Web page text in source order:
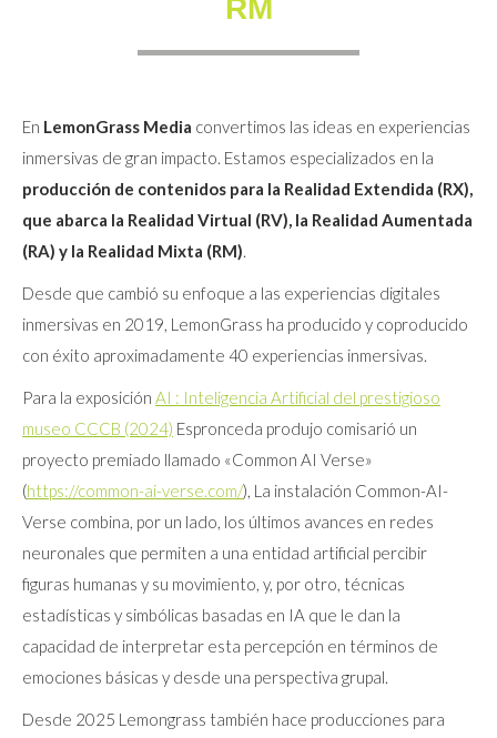
RM
En LemonGrass Media convertimos las ideas en experiencias
inmersivas de gran impacto. Estamos especializados en la
producción de contenidos para la Realidad Extendida (RX),
que abarca la Realidad Virtual (RV), la Realidad Aumentada
(RA) y la Realidad Mixta (RM).
Desde que cambió su enfoque a las experiencias digitales
inmersivas en 2019, LemonGrass ha producido y coproducido
con éxito aproximadamente 40 experiencias inmersivas.
Para la exposición AI : Inteligencia Artificial del prestigioso
museo CCCB (2024) Espronceda produjo comisarió un
proyecto premiado llamado «Common AI Verse»
(https://common-ai-verse.com/), La instalación Common-AI-
Verse combina, por un lado, los últimos avances en redes
neuronales que permiten a una entidad artificial percibir
figuras humanas y su movimiento, y, por otro, técnicas
estadísticas y simbólicas basadas en IA que le dan la
capacidad de interpretar esta percepción en términos de
emociones básicas y desde una perspectiva grupal.
Desde 2025 Lemongrass también hace producciones para